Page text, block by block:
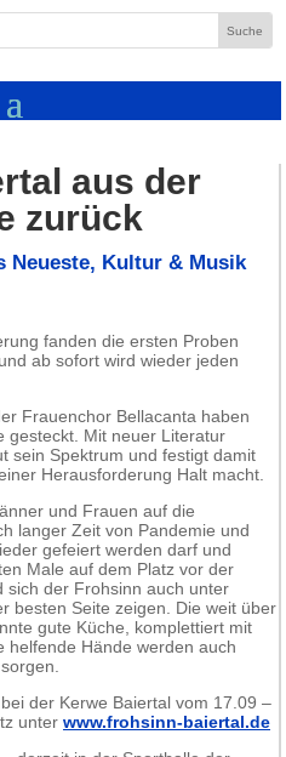
aus der
zurück
Neueste, Kultur & Musik
fanden die ersten Proben
ab sofort wird wieder jeden
Frauenchor Bellacanta haben
gesteckt. Mit neuer Literatur
sein Spektrum und festigt damit
Herausforderung Halt macht.
und Frauen auf die
langer Zeit von Pandemie und
gefeiert werden darf und
Male auf dem Platz vor der
sich der Frohsinn auch unter
besten Seite zeigen. Die weit über
gute Küche, komplettiert mit
helfende Hände werden auch
der Kerwe Baiertal vom 17.09 –
unter www.frohsinn-baiertal.de